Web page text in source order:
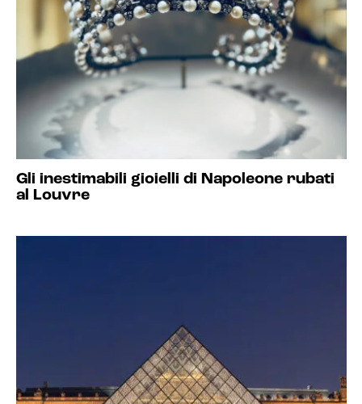
Gli inestimabili gioielli di Napoleone rubati
al Louvre